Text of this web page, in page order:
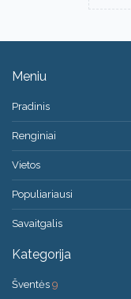
Meniu
Pradinis
Renginiai
Vietos
Populiariausi
Savaitgalis
Kategorija
Šventės 9